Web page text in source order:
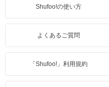
Shufoo!の使い方
よくあるご質問
「Shufoo!」利用規約